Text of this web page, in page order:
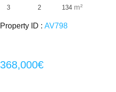
3 2 134 m²
Property ID :AV798
368,000€